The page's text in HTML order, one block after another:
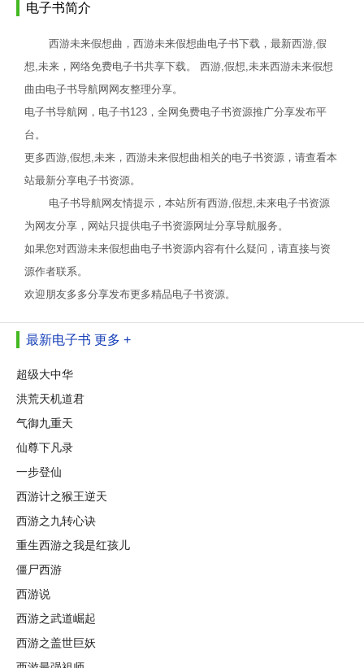
电子书简介
西游未来假想曲，西游未来假想曲电子书下载，最新西游,假
想,未来，网络免费电子书共享下载。 西游,假想,未来西游未来假想
曲由电子书导航网网友整理分享。
电子书导航网，电子书123，全网免费电子书资源推广分享发布平
台。
更多西游,假想,未来，西游未来假想曲相关的电子书资源，请查看本
站最新分享电子书资源。
电子书导航网友情提示，本站所有西游,假想,未来电子书资源
为网友分享，网站只提供电子书资源网址分享导航服务。
如果您对西游未来假想曲电子书资源内容有什么疑问，请直接与资
源作者联系。
欢迎朋友多多分享发布更多精品电子书资源。
最新电子书 更多 +
超级大中华
洪荒天机道君
气御九重天
仙尊下凡录
一步登仙
西游计之猴王逆天
西游之九转心诀
重生西游之我是红孩儿
僵尸西游
西游说
西游之武道崛起
西游之盖世巨妖